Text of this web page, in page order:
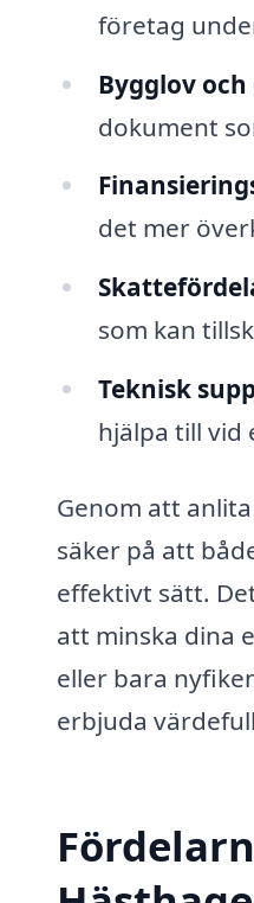
företag
Bygglov
dokument
det mer
som kan
Teknisk
hjälpa till vid
Genom att
säker på att
effektivt sätt.
att minska dina
eller bara
erbjuda